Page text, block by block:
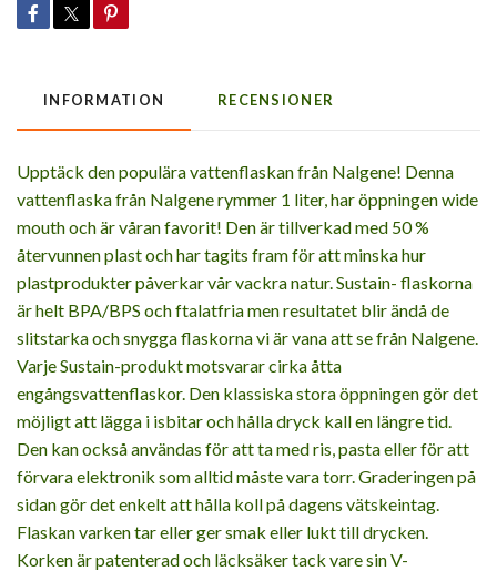
INFORMATION RECENSIONER
Upptäck den populära vattenflaskan från Nalgene! Denna
vattenflaska från Nalgene rymmer 1 liter, har öppningen wide
mouth och är våran favorit! Den är tillverkad med 50 %
återvunnen plast och har tagits fram för att minska hur
plastprodukter påverkar vår vackra natur. Sustain- flaskorna
är helt BPA/BPS och ftalatfria men resultatet blir ändå de
slitstarka och snygga flaskorna vi är vana att se från Nalgene.
Varje Sustain-produkt motsvarar cirka åtta
engångsvattenflaskor. Den klassiska stora öppningen gör det
möjligt att lägga i isbitar och hålla dryck kall en längre tid.
Den kan också användas för att ta med ris, pasta eller för att
förvara elektronik som alltid måste vara torr. Graderingen på
sidan gör det enkelt att hålla koll på dagens vätskeintag.
Flaskan varken tar eller ger smak eller lukt till drycken.
Korken är patenterad och läcksäker tack vare sin V-